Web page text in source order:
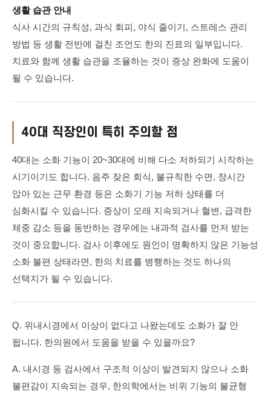
생활 습관 안내
식사 시간의 규칙성, 과식 회피, 야식 줄이기, 스트레스 관리
방법 등 생활 전반에 걸친 조언도 한의 진료의 일부입니다.
치료와 함께 생활 습관을 조율하는 것이 증상 완화에 도움이
될 수 있습니다.
40대 직장인이 특히 주의할 점
40대는 소화 기능이 20~30대에 비해 다소 저하되기 시작하는
시기이기도 합니다. 음주 잦은 회식, 불규칙한 수면, 장시간
앉아 있는 근무 환경 등은 소화기 기능 저하 상태를 더
심화시킬 수 있습니다. 증상이 오래 지속되거나 혈변, 급격한
체중 감소 등을 동반하는 경우에는 내과적 검사를 먼저 받는
것이 중요합니다. 검사 이후에도 원인이 명확하지 않은 기능성
소화 불편 상태라면, 한의 치료를 병행하는 것도 하나의
선택지가 될 수 있습니다.
Q. 위내시경에서 이상이 없다고 나왔는데도 소화가 잘 안
됩니다. 한의원에서 도움을 받을 수 있을까요?
A. 내시경 등 검사에서 구조적 이상이 발견되지 않으나 소화
불편감이 지속되는 경우, 한의학에서는 비위 기능의 불균형